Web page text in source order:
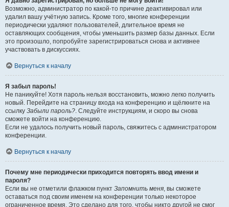
Возможно, администратор по какой-то причине деактивировал или
удалил вашу учётную запись. Кроме того, многие конференции
периодически удаляют пользователей, длительное время не
оставляющих сообщения, чтобы уменьшить размер базы данных. Если
это произошло, попробуйте зарегистрироваться снова и активнее
участвовать в дискуссиях.
Вернуться к началу
Я забыл пароль!
Не паникуйте! Хотя пароль нельзя восстановить, можно легко получить
новый. Перейдите на страницу входа на конференцию и щёлкните на
ссылку Забыли пароль?. Следуйте инструкциям, и скоро вы снова
сможете войти на конференцию.
Если не удалось получить новый пароль, свяжитесь с администратором
конференции.
Вернуться к началу
Почему мне периодически приходится повторять ввод имени и
пароля?
Если вы не отметили флажком пункт Запомнить меня, вы сможете
оставаться под своим именем на конференции только некоторое
ограниченное время. Это сделано для того, чтобы никто другой не смог